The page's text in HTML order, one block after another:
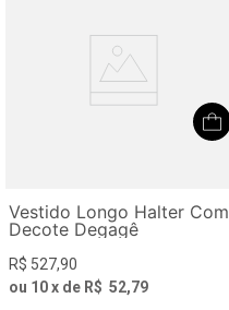
Vestido Longo Halter Com
Decote Degagê
R$ 527,90
ou 10x de R$ 52,79